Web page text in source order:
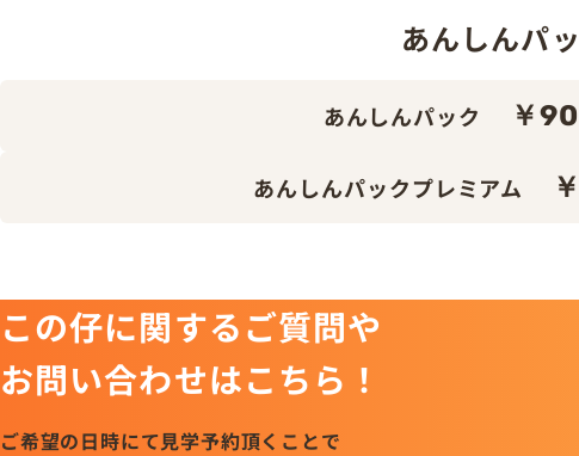
あんしんパ
あんしんパック ￥
あんしんパックプレミアム
この仔に関するご質問や
お問い合わせはこちら！
ご希望の日時にて見学予約頂くことで